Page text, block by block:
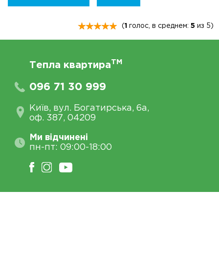
(1 голос, в среднем: 5 из 5)
Тепла квартираTM
096 71 30 999
Київ, вул. Богатирська, 6а,
оф. 387, 04209
Ми відчинені
пн-пт: 09:00-18:00